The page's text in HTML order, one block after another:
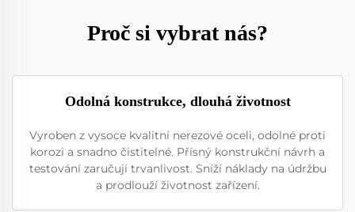
Proč si vybrat nás?
Odolná konstrukce, dlouhá životnost
Vyroben z vysoce kvalitní nerezové oceli, odolné proti
korozi a snadno čistitelné. Přísný konstrukční návrh a
testování zaručují trvanlivost. Sníží náklady na údržbu
a prodlouží životnost zařízení.